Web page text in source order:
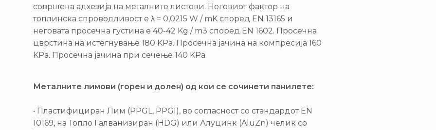
совршена адхезија на металните листови. Неговиот фактор на
топлинска спроводливост е λ = 0,0215 W / mK според EN 13165 и
неговата просечна густина е 40-42 Kg / m3 според EN 1602. Просечна
цврстина на истегнување 180 KPa. Просечна јачина на компресија 160
KPa. Просечна јачина при сечење 140 KPa.
Металните лимови (горен и долен) од кои се сочинети панилете:
• Пластифициран Лим (PPGL, PPGI), во согласност со стандардот EN
10169, на Топло Галванизиран (HDG) или Алуцинк (AluZn) челик со